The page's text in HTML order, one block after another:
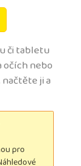
či tabletu
nebo
ji a